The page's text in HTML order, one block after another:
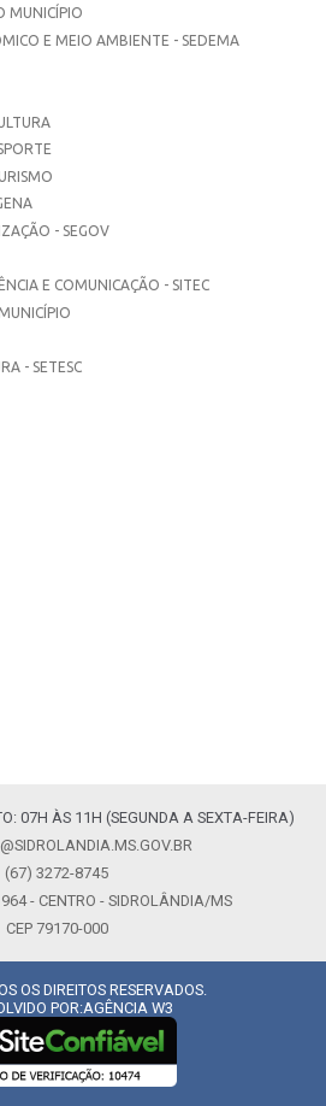
MUNICÍPIO
E MEIO AMBIENTE - SEDEMA
- SEGOV
E COMUNICAÇÃO - SITEC
- SETESC
07H ÀS 11H (SEGUNDA A SEXTA-FEIRA)
(67) 3272-8745
- CENTRO - SIDROLÂNDIA/MS
CEP 79170-000
OS DIREITOS RESERVADOS.
POR:AGÊNCIA W3